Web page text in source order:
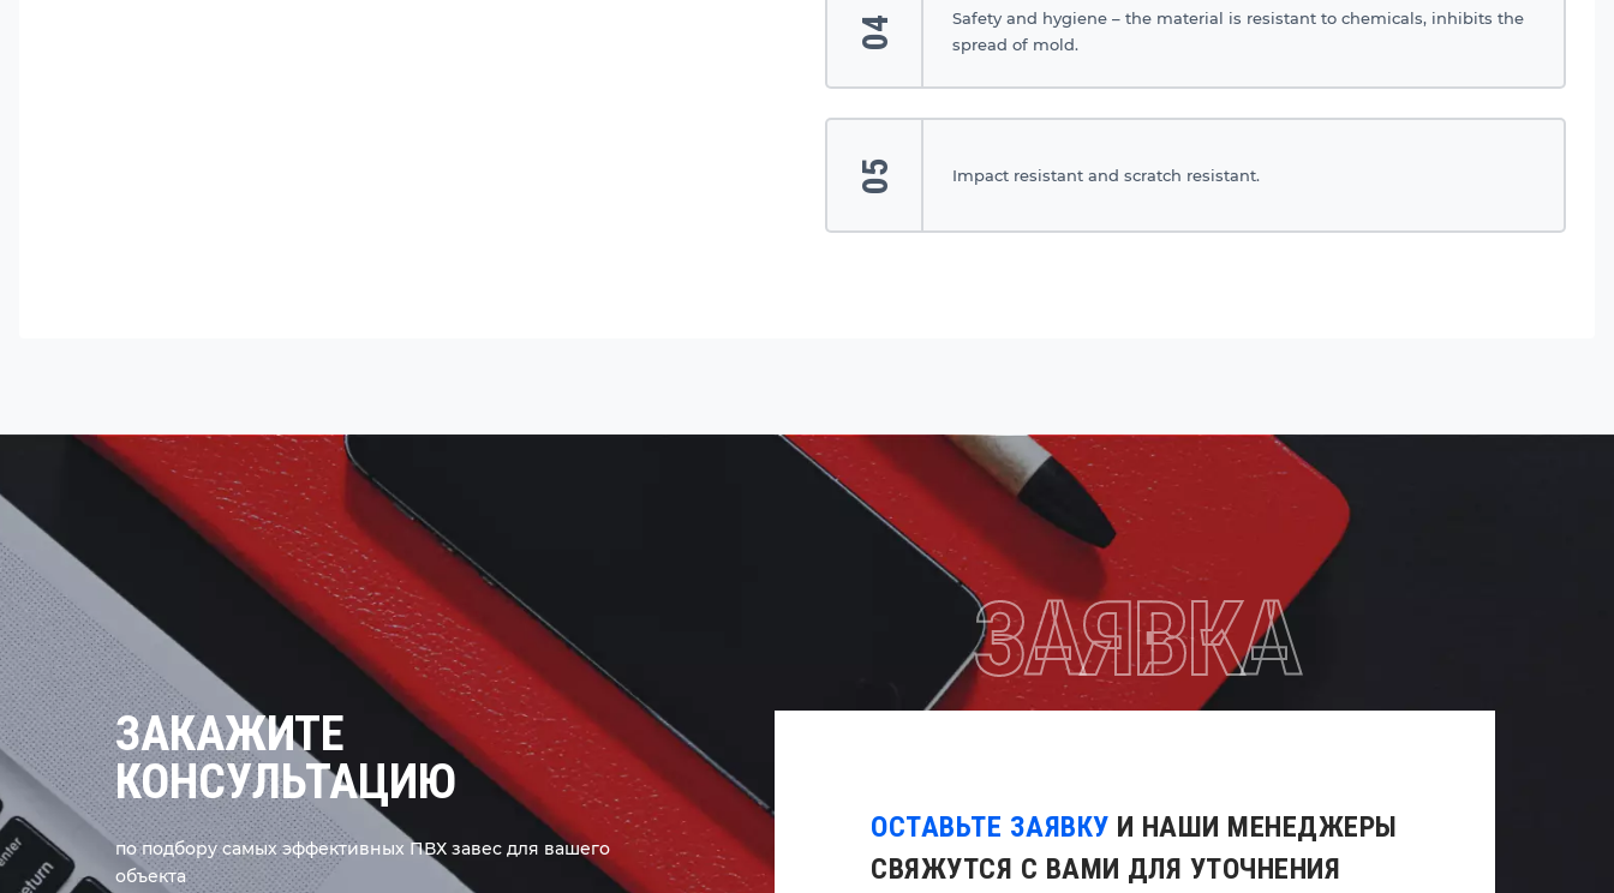
04
Safety and hygiene – the material is resistant to chemicals, inhibits the
spread of mold.
05 Impact resistant and scratch resistant.
ЗАЯВКА
ЗАКАЖИТЕ
КОНСУЛЬТАЦИЮ
по подбору самых эффективных ПВХ завес для вашего
объекта
ОСТАВЬТЕ ЗАЯВКУ И НАШИ МЕНЕДЖЕРЫ
СВЯЖУТСЯ С ВАМИ ДЛЯ УТОЧНЕНИЯ